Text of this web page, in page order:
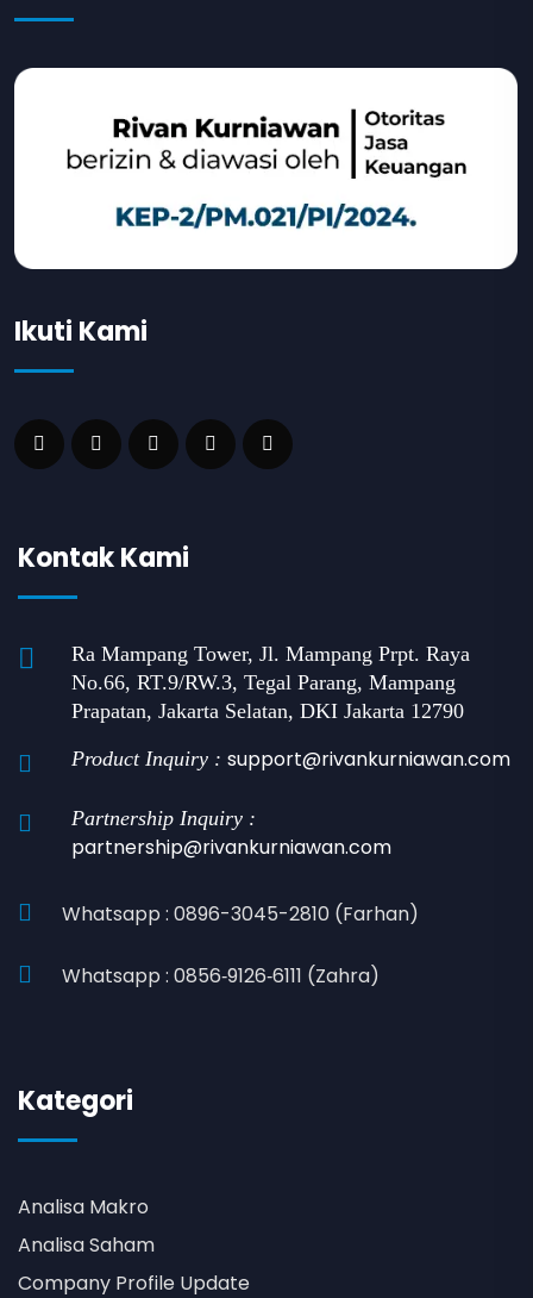
Ikuti Kami
Kontak Kami
Ra Mampang Tower, Jl. Mampang Prpt. Raya
No.66, RT.9/RW.3, Tegal Parang, Mampang
Prapatan, Jakarta Selatan, DKI Jakarta 12790
Product Inquiry : support@rivankurniawan.com
Partnership Inquiry :
partnership@rivankurniawan.com
Whatsapp : 0896-3045-2810 (Farhan)
Whatsapp : 0856‑9126‑6111 (Zahra)
Kategori
Analisa Makro
Analisa Saham
Company Profile Update